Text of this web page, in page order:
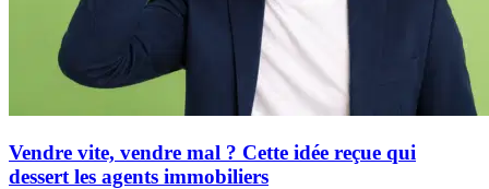
Vendre vite, vendre mal ? Cette idée reçue qui
dessert les agents immobiliers